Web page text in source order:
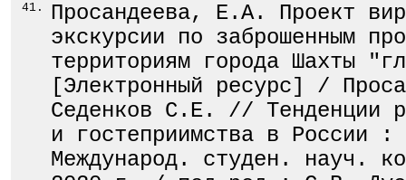
41.
Просандеева, Е.А. Проект
экскурсии по заброшенным
территориям города Шахты
[Электронный ресурс] /
Седенков С.Е. // Тенденции
и гостеприимства в России :
Международ. студен. науч.